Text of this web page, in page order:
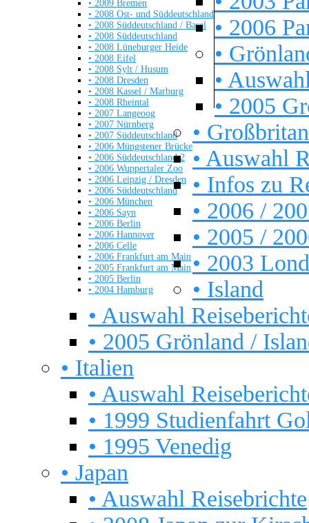
• 2009 Bremen
• 2008 Ost- und Süddeutschland
• 2008 Süddeutschland / Basel
• 2008 Süddeutschland
• 2008 Lüneburger Heide
• 2008 Eifel
• 2008 Sylt / Husum
• 2008 Dresden
• 2008 Kassel / Marburg
• 2008 Rheintal
• 2007 Langeoog
• 2007 Nürnberg
• 2007 Süddeutschland
• 2006 Müngstener Brücke
• 2006 Süddeutschland 2
• 2006 Wuppertaler Zoo
• 2006 Leipzig / Dresden
• 2006 Süddeutschland
• 2006 München
• 2006 Sayn
• 2006 Berlin
• 2006 Hannover
• 2006 Celle
• 2006 Frankfurt am Main
• 2005 Frankfurt am Main
• 2005 Berlin
• 2004 Hamburg
• 2006
•
•
• 2005
•
• Auswahl
• Infos zu
• 2006 /
• 2005 /
• 2003
• Island
• Auswahl
• 2005 Grönland /
• Italien
• Auswahl
• 1999 Studienfahrt
• 1995 Venedig
• Japan
• Auswahl Reisebrichte